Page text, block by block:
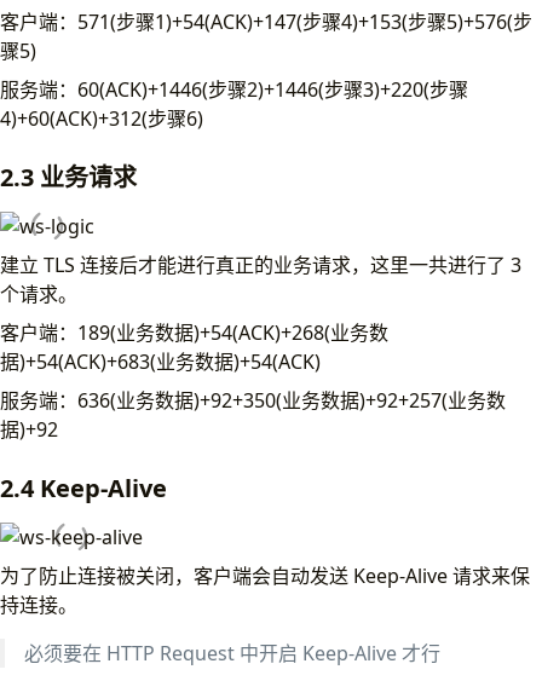
客户端：571(步骤1)+54(ACK)+147(步骤4)+153(步骤5)+576(步
骤5)
服务端：60(ACK)+1446(步骤2)+1446(步骤3)+220(步骤
4)+60(ACK)+312(步骤6)
2.3 业务请求
建立 TLS 连接后才能进行真正的业务请求，这里一共进行了 3
个请求。
客户端：189(业务数据)+54(ACK)+268(业务数
据)+54(ACK)+683(业务数据)+54(ACK)
服务端：636(业务数据)+92+350(业务数据)+92+257(业务数
据)+92
2.4 Keep-Alive
为了防止连接被关闭，客户端会自动发送 Keep-Alive 请求来保
持连接。
必须要在 HTTP Request 中开启 Keep-Alive 才行